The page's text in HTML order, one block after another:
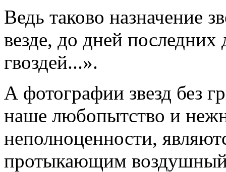
Ведь таково назначение
везде, до дней
гвоздей...».
А фотографии звезд без
наше любопытство и
неполноценности,
протыкающим